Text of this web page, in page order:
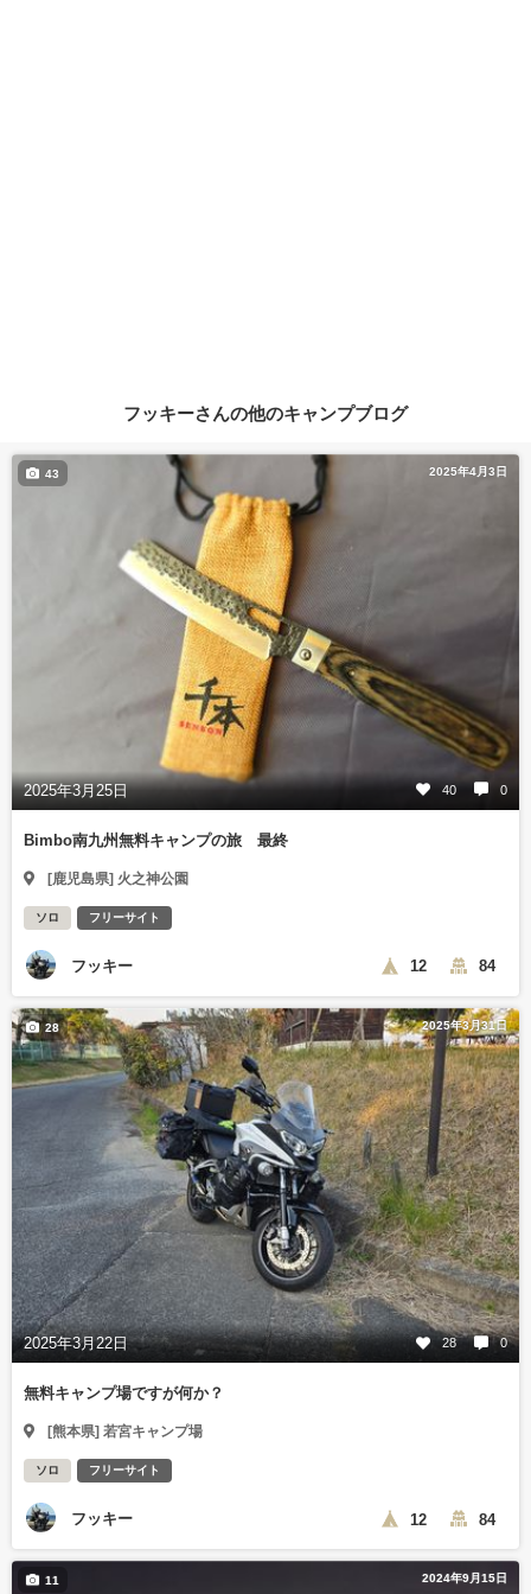
フッキーさんの他のキャンプブログ
2025年4月3日
2025年3月25日 40 0
43
Bimbo南九州無料キャンプの旅 最終
[鹿児島県] 火之神公園
ソロ フリーサイト
フッキー 12 84
2025年3月31日
2025年3月22日 28 0
28
無料キャンプ場ですが何か？
[熊本県] 若宮キャンプ場
ソロ フリーサイト
フッキー 12 84
2024年9月15日
11